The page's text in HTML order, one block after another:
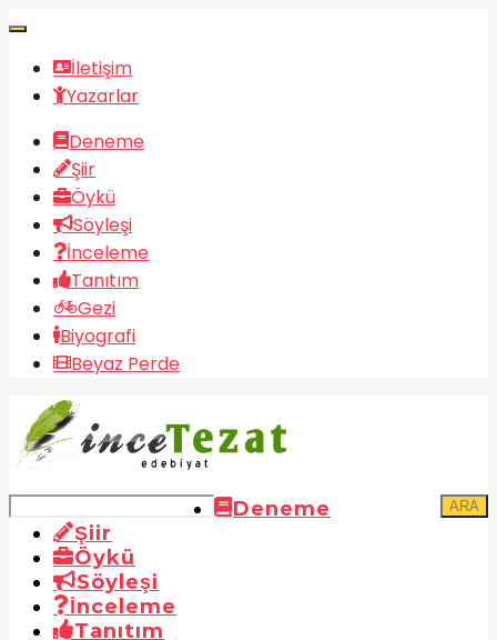
İletişim
Yazarlar
Deneme
Şiir
Öykü
Söyleşi
İnceleme
Tanıtım
Gezi
Biyografi
Beyaz Perde
ARA
Deneme
Şiir
Öykü
Söyleşi
İnceleme
Tanıtım